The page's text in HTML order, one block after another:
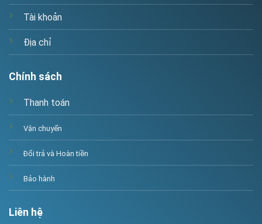
Tài khoản
Địa chỉ
Chính sách
Thanh toán
Vận chuyển
Đổi trả và Hoàn tiền
Bảo hành
Liên hệ